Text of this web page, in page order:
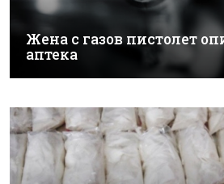
Жена с газов пистолет
аптека